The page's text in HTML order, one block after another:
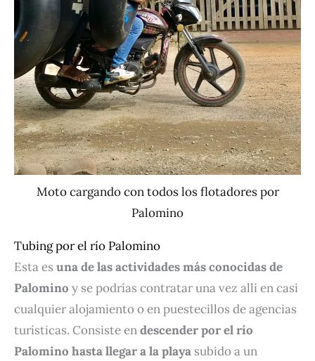
Moto cargando con todos los flotadores por
Palomino
Tubing por el río Palomino
Esta es una de las actividades más conocidas de
Palomino y se podrías contratar una vez allí en casi
cualquier alojamiento o en puestecillos de agencias
turísticas. Consiste endescender por el río
Palomino hasta llegar a la playa subido a un